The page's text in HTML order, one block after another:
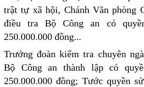
trật tự xã hội, Chánh Văn phòng
điều tra Bộ Công an có
250.000.000 đồng...
Trưởng đoàn kiểm tra chuyên
Bộ Công an thành lập có
250.000.000 đồng; Tước quyền